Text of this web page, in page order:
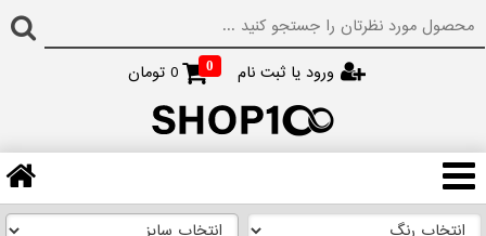
ورود یا ثبت نام 0
0 تومان